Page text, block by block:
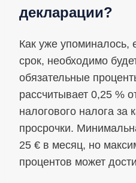
декларации?
Как уже упоминалось,
срок, необходимо
обязательные
рассчитывает 0,25 %
налогового налога за
просрочки.
25 € в месяц, но
процентов может